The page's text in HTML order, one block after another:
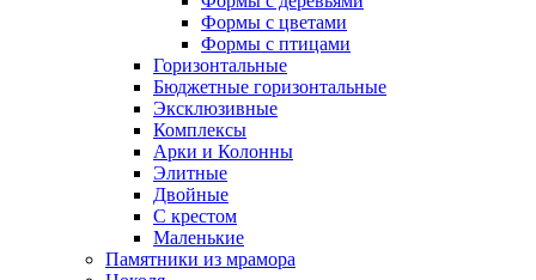
Формы с цветами
Формы с птицами
Горизонтальные
Бюджетные горизонтальные
Эксклюзивные
Комплексы
Арки и Колонны
Элитные
Двойные
С крестом
Маленькие
Памятники из мрамора